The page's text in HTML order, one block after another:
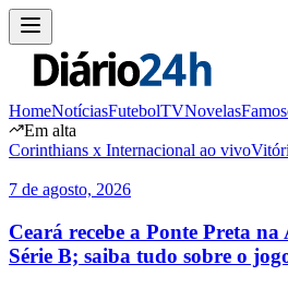
HomeNotíciasFutebolTVNovelas
Em alta
Corinthians x Internacional ao vivo
7 de agosto, 2026
Ceará recebe a Ponte Preta
Série B; saiba tudo sobre o